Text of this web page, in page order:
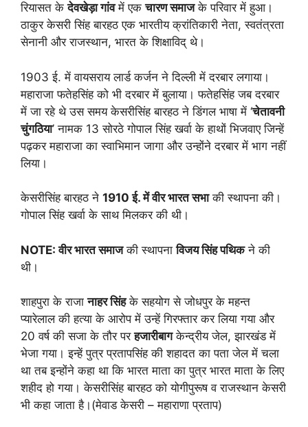
रियासत केदेवखेड़ा गांवमें एकचारण समाजके परिवार में हुआ।
ठाकुर केसरी सिंह बारहठ एक भारतीय क्रांतिकारी नेता, स्वतंत्रता
सेनानी और राजस्थान, भारत के शिक्षाविद् थे।
1903 ई. में वायसराय लार्ड कर्जन ने दिल्ली में दरबार लगाया।
महाराजा फतेहसिंह को भी दरबार में बुलाया। फतेहसिंह जब दरबार
में जा रहे थे उस समय केसरीसिंह बारहठ ने डिंगल भाषा में ‘चेतावनी
चुंगठिया’ नामक 13 सोरठे गोपाल सिंह खर्वा के हाथों भिजवाए जिन्हें
पढ़कर महाराजा का स्वाभिमान जागा और उन्होंने दरबार में भाग नहीं
लिया।
केसरीसिंह बारहठ ने 1910 ई. में वीर भारत सभाकी स्थापना की।
गोपाल सिंह खर्वा के साथ मिलकर की थी।
NOTE:वीर भारत समाजकी स्थापनाविजय सिंह पथिकने की
थी।
शाहपुरा के राजानाहर सिंहके सहयोग से जोधपुर के महन्त
प्यारेलाल की हत्या के आरोप में उन्हें गिरफ्तार कर लिया गया और
20 वर्ष की सजा के तौर परहजारीबागकेन्द्रीय जेल, झारखंड में
भेजा गया। इन्हें पुत्र प्रतापसिंह की शहादत का पता जेल में चला
था तब इन्होंने कहा था कि भारत माता का पुत्र भारत माता के लिए
शहीद हो गया। केसरीसिंह बारहठ को योगीपुरूष व राजस्थान केसरी
भी कहा जाता है।(मेवाड केसरी – महाराणा प्रताप)